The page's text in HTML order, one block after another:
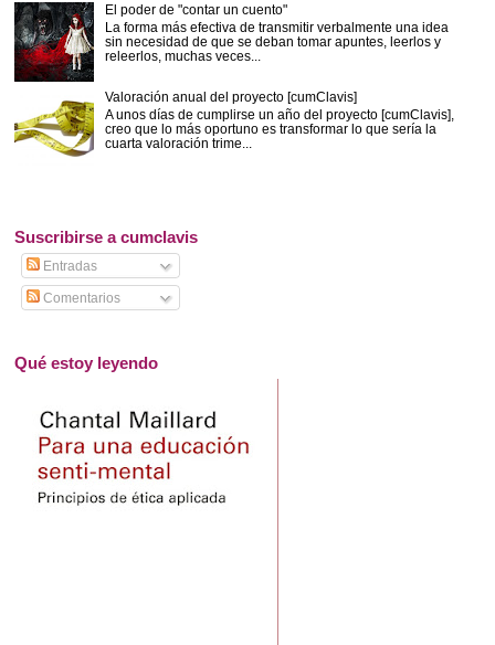
El poder de "contar un cuento"
La forma más efectiva de transmitir verbalmente una idea
sin necesidad de que se deban tomar apuntes, leerlos y
releerlos, muchas veces...
Valoración anual del proyecto [cumClavis]
A unos días de cumplirse un año del proyecto [cumClavis],
creo que lo más oportuno es transformar lo que sería la
cuarta valoración trime...
Suscribirse a cumclavis
Entradas
Comentarios
Qué estoy leyendo